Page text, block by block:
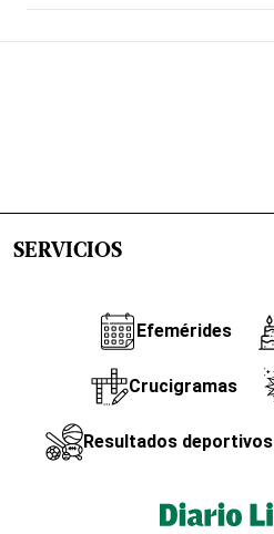
SERVICIOS
Efemérides
Crucigramas
Resultados deportivos